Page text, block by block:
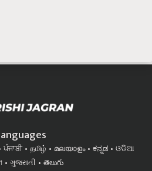
ਪੰਜਾਬੀ தமிழ் മലയാളം ಕನ್ನಡ
ଓଡିଆ
ગુજરાતી తెలుగు